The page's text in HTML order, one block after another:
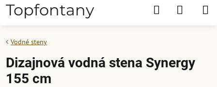
Topfontany
Vodné steny
Dizajnová vodná stena Synergy
155 cm